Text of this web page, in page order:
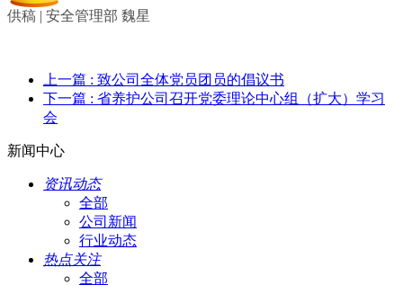
供稿 | 安全管理部 魏星
上一篇 : 致公司全体党员团员的倡议书
下一篇 : 省养护公司召开党委理论中心组（扩大）学习
会
新闻中心
资讯动态
全部
公司新闻
行业动态
热点关注
全部